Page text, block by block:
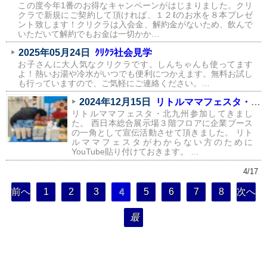
この度今年1番のお得なキャンペーンがはじまりました。クリ
クラで新規にご契約して頂ければ、１２ℓのお水を８本プレゼ
ント致します！クリクラは入会金、解約金がないため、飲んで
いただいて解約でもお金は一切かか…
2025年05月24日 ｸﾘｸﾗ社会見学
お子さんに大人気なクリクラです。しんちゃんも使ってます
よ！熱いお湯や冷水がいつでも便利につかえます。無料お試し
も行っていますので、ご気軽にご連絡ください。…
2024年12月15日 リトルママフェスタ・北九州
リトルママフェスタ・北九州参加してきまし
た。 西日本総合展示場３階フロアに企業ブース
の一角として宣伝活動させて頂きました。 リト
ルママフェスタがわからない方のために
YouTube貼り付けておきます。 …
4/17
前へ 1 2 3 4 5 6 7 8 次へ
最